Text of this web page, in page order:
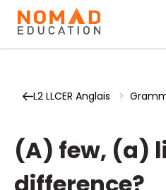
L2 LLCER Anglais >
(A) few, (a)